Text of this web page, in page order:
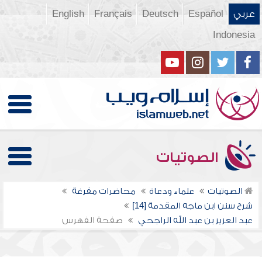
عربي Español
Deutsch
Français
English
Indonesia
الصوتيات
الصوتيات علماء ودعاة
محاضرات مفرغة
شرح سنن ابن ماجه المقدمة [14]
عبد العزيز بن عبد الله الراجحي
صفحة الفهرس